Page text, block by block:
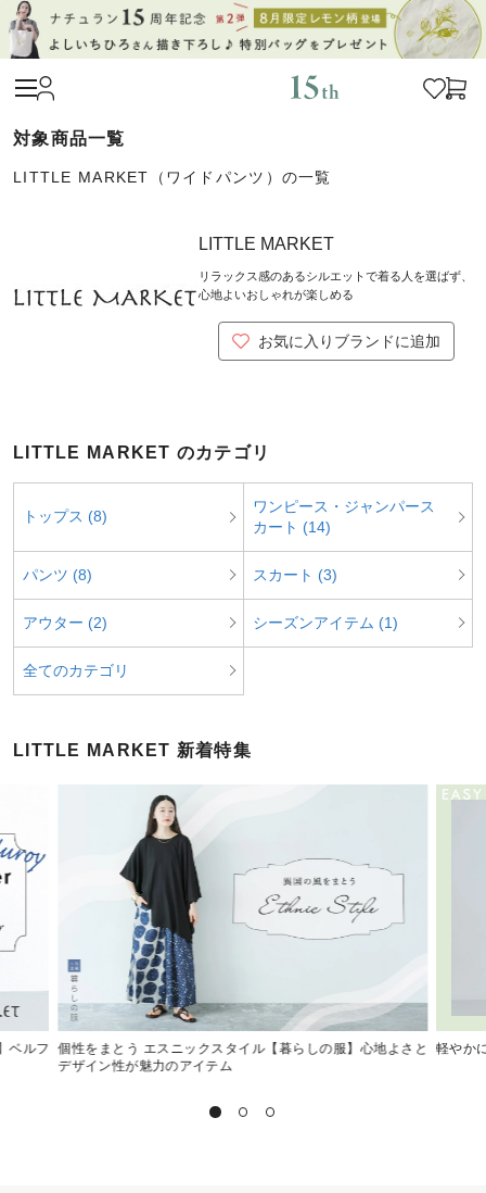
LITTLE MARKET（ワイドパンツ）の一覧
LITTLE MARKET
リラックス感のあるシルエットで着る人を選ばず、
心地よいおしゃれが楽しめる
お気に入りブランドに追加
LITTLE MARKET のカテゴリ
トップス (8)
ワンピース・ジャンパース
カート (14)
パンツ (8) スカート (3)
アウター (2) シーズンアイテム (1)
全てのカテゴリ
LITTLE MARKET 新着特集
ベルフ
個性をまとう エスニックスタイル【暮らしの服】心地よさと
デザイン性が魅力のアイテム
軽やか